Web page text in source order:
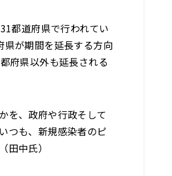
都道府県で行われてい
県が期間を延長する方向
府県以外も延長される
を、政府や行政そして
つも、新規感染者のピ
中氏）